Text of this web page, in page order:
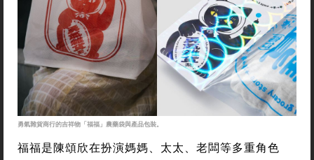
勇氣雜貨商行的吉祥物「福福」農藥袋與產品包裝。
福福是陳頌欣在扮演媽媽、太太、老闆等多重角色